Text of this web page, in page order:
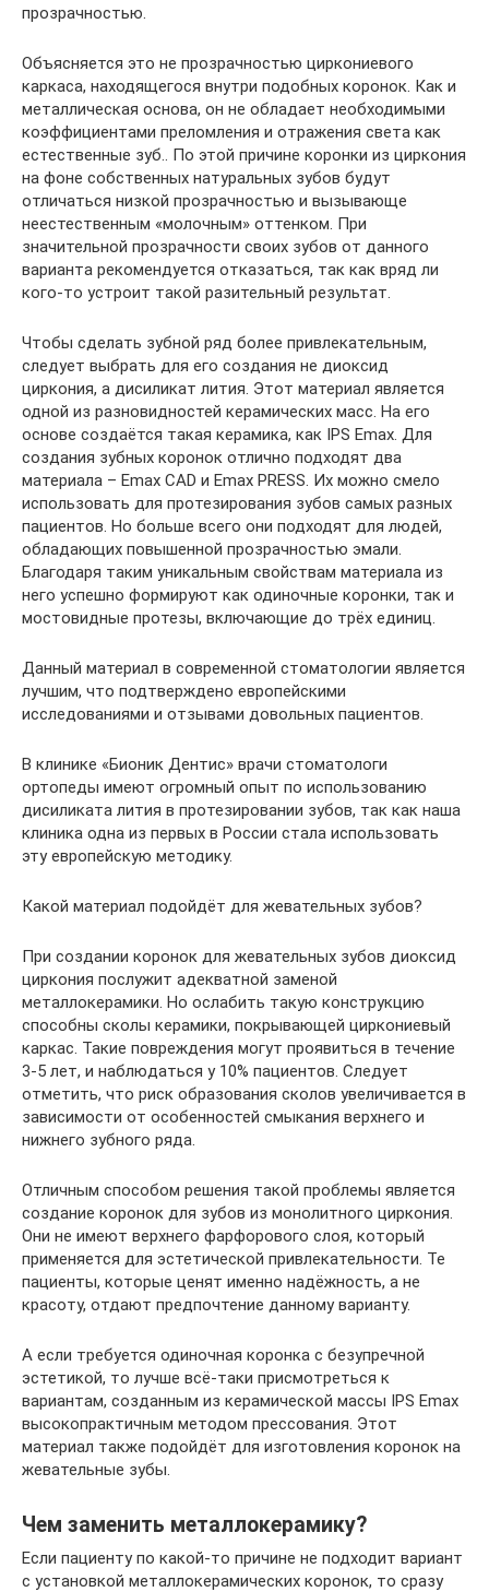
прозрачностью.
Объясняется это не прозрачностью циркониевого
каркаса, находящегося внутри подобных коронок. Как и
металлическая основа, он не обладает необходимыми
коэффициентами преломления и отражения света как
естественные зуб.. По этой причине коронки из циркония
на фоне собственных натуральных зубов будут
отличаться низкой прозрачностью и вызывающе
неестественным «молочным» оттенком. При
значительной прозрачности своих зубов от данного
варианта рекомендуется отказаться, так как вряд ли
кого-то устроит такой разительный результат.
Чтобы сделать зубной ряд более привлекательным,
следует выбрать для его создания не диоксид
циркония, а дисиликат лития. Этот материал является
одной из разновидностей керамических масс. На его
основе создаётся такая керамика, как IPS Emax. Для
создания зубных коронок отлично подходят два
материала – Emax CAD и Emax PRESS. Их можно смело
использовать для протезирования зубов самых разных
пациентов. Но больше всего они подходят для людей,
обладающих повышенной прозрачностью эмали.
Благодаря таким уникальным свойствам материала из
него успешно формируют как одиночные коронки, так и
мостовидные протезы, включающие до трёх единиц.
Данный материал в современной стоматологии является
лучшим, что подтверждено европейскими
исследованиями и отзывами довольных пациентов.
В клинике «Бионик Дентис» врачи стоматологи
ортопеды имеют огромный опыт по использованию
дисиликата лития в протезировании зубов, так как наша
клиника одна из первых в России стала использовать
эту европейскую методику.
Какой материал подойдёт для жевательных зубов?
При создании коронок для жевательных зубов диоксид
циркония послужит адекватной заменой
металлокерамики. Но ослабить такую конструкцию
способны сколы керамики, покрывающей циркониевый
каркас. Такие повреждения могут проявиться в течение
3-5 лет, и наблюдаться у 10% пациентов. Следует
отметить, что риск образования сколов увеличивается в
зависимости от особенностей смыкания верхнего и
нижнего зубного ряда.
Отличным способом решения такой проблемы является
создание коронок для зубов из монолитного циркония.
Они не имеют верхнего фарфорового слоя, который
применяется для эстетической привлекательности. Те
пациенты, которые ценят именно надёжность, а не
красоту, отдают предпочтение данному варианту.
А если требуется одиночная коронка с безупречной
эстетикой, то лучше всё-таки присмотреться к
вариантам, созданным из керамической массы IPS Emax
высокопрактичным методом прессования. Этот
материал также подойдёт для изготовления коронок на
жевательные зубы.
Чем заменить металлокерамику?
Если пациенту по какой-то причине не подходит вариант
с установкой металлокерамических коронок, то сразу